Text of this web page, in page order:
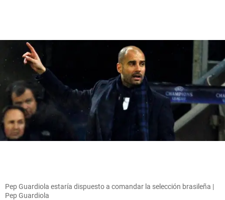
Pep Guardiola estaría dispuesto a comandar la selección brasileña |
Pep Guardiola